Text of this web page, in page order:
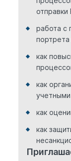
работа с
портрета
как
как
учетными
как
как